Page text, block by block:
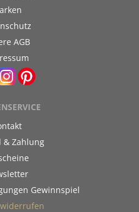
AGB
& Zahlung
Gewinnspiel